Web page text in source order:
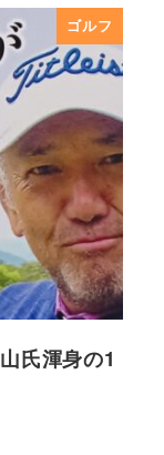
ゴルフ
氏渾身の1